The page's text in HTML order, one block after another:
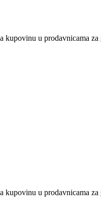
u prodavnicama
u prodavnicama